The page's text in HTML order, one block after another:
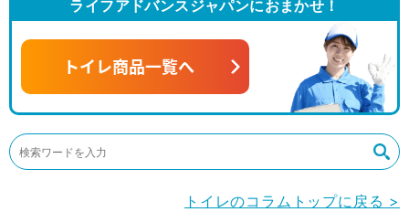
ライフアドバンスジャパンにおまかせ！
トイレ商品一覧へ
トイレのコラムトップに戻る >